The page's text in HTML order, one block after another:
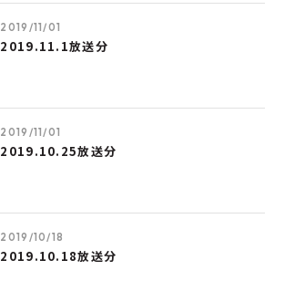
2019/11/01
2019.11.1放送分
2019/11/01
2019.10.25放送分
2019/10/18
2019.10.18放送分